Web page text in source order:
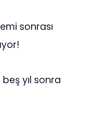
sonrası
beş yıl sonra